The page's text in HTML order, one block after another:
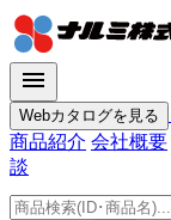
menu
Webカタログを見る
商品紹介 会社概要
談